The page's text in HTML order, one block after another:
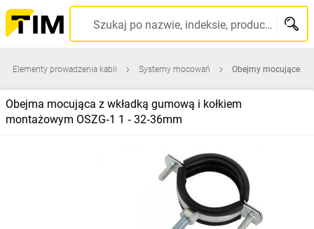
Szukaj po nazwie, indeksie, producencie, kodzie kreskowym...
Elementy prowadzenia kabli Systemy mocowań Obejmy mocujące
Obejma mocująca z wkładką gumową i kołkiem
montażowym OSZG‑1 1 ‑ 32‑36mm